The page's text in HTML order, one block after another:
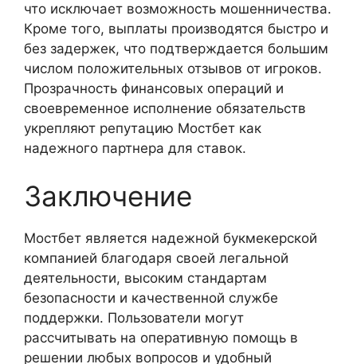
что исключает возможность мошенничества.
Кроме того, выплаты производятся быстро и
без задержек, что подтверждается большим
числом положительных отзывов от игроков.
Прозрачность финансовых операций и
своевременное исполнение обязательств
укрепляют репутацию Мостбет как
надежного партнера для ставок.
Заключение
Мостбет является надежной букмекерской
компанией благодаря своей легальной
деятельности, высоким стандартам
безопасности и качественной службе
поддержки. Пользователи могут
рассчитывать на оперативную помощь в
решении любых вопросов и удобный